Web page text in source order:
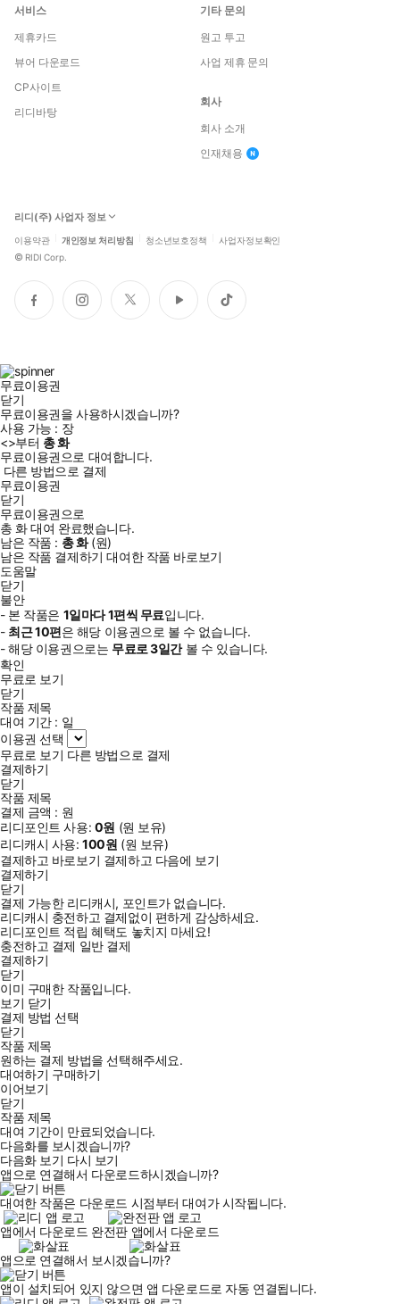
서비스
제휴카드
뷰어 다운로드
CP사이트
리디바탕
기타 문의
원고 투고
사업 제휴 문의
회사
회사 소개
인재채용
리디(주) 사업자 정보
이용약관 개인정보 처리방침 청소년보호정책 사업자정보확인
© RIDI Corp.
페
이
인
스
트
위
유
튜
틱
톡
무료이용권
닫기
무료이용권을 사용하시겠습니까?
사용 가능 : 장
<>부터 총화
무료이용권으로 대여합니다.
다른 방법으로 결제
무료이용권
닫기
무료이용권으로
총 화대여 완료했습니다.
남은 작품 : 총화(원)
남은 작품 결제하기 대여한 작품 바로보기
도움말
닫기
불안
- 본 작품은 1일마다1편씩 무료입니다.
- 최근10편은 해당 이용권으로 볼 수 없습니다.
- 해당 이용권으로는 무료로3일간볼 수 있습니다.
확인
무료로 보기
닫기
작품 제목
대여 기간 : 일
이용권 선택
무료로 보기 다른 방법으로 결제
결제하기
닫기
작품 제목
결제 금액 : 원
리디포인트 사용: 0원 (원 보유)
리디캐시 사용:100원 (원 보유)
결제하고 바로보기 결제하고 다음에 보기
결제하기
닫기
결제 가능한 리디캐시, 포인트가 없습니다.
리디캐시 충전하고 결제없이 편하게 감상하세요.
리디포인트 적립 혜택도 놓치지 마세요!
충전하고 결제 일반 결제
결제하기
닫기
이미 구매한 작품입니다.
보기 닫기
결제 방법 선택
닫기
작품 제목
원하는 결제 방법을 선택해주세요.
대여하기 구매하기
이어보기
닫기
작품 제목
대여 기간이 만료되었습니다.
다음화를 보시겠습니까?
다음화 보기 다시 보기
앱으로 연결해서 다운로드하시겠습니까?
대여한 작품은 다운로드 시점부터 대여가 시작됩니다.
앱에서 다운로드 완전판 앱에서 다운로드
앱으로 연결해서 보시겠습니까?
앱이 설치되어 있지 않으면 앱 다운로드로 자동 연결됩니다.